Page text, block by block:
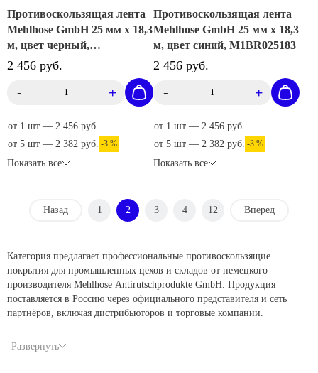
Противоскользящая лента
Mehlhose GmbH 25 мм х 18,3
м, цвет черный,
M1DR025183
2 456 руб.
- +
от 1 шт — 2 456 руб.
от 5 шт — 2 382 руб. -3 %
Показать все
Противоскользящая лента
Mehlhose GmbH 25 мм х 18,3
м, цвет синий, M1BR025183
2 456 руб.
- +
от 1 шт — 2 456 руб.
от 5 шт — 2 382 руб. -3 %
Показать все
Назад 1 2 3 4 12 Вперед
Категория предлагает профессиональные противоскользящие
покрытия для промышленных цехов и складов от немецкого
производителя Mehlhose Antirutschprodukte GmbH. Продукция
поставляется в Россию через официального представителя и сеть
партнёров, включая дистрибьюторов и торговые компании.
Самоклеящиеся абразивные ленты: Часть самоклеящихся
Развернуть